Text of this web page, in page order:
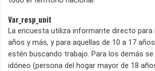
Var_resp_unit
La encuesta utiliza informante directo para
años y más, y para aquellas de 10 a 17
estén buscando trabajo. Para los demás
idóneo (persona del hogar mayor de 18